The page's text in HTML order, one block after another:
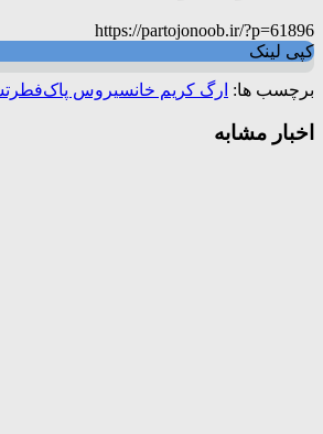
https://partojonoob.ir/?p=61896
کپی لینک
برچسب ها: ارگ کریم خانسیروس پاک‌فطرت
اخبار مشابه